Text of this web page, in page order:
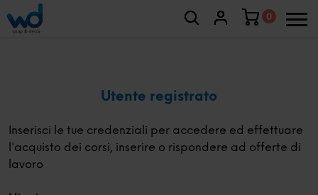
0
Utente registrato
Inserisci le tue credenziali per accedere ed effettuare
l'acquisto dei corsi, inserire o rispondere ad offerte di
lavoro